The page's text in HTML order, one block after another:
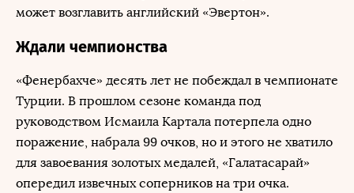
может возглавить английский «Эвертон».
Ждали чемпионства
«Фенербахче» десять лет не побеждал в чемпионате
Турции. В прошлом сезоне команда под
руководством Исмаила Картала потерпела одно
поражение, набрала 99 очков, но и этого не хватило
для завоевания золотых медалей, «Галатасарай»
опередил извечных соперников на три очка.